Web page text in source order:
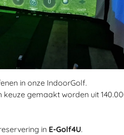
in onze IndoorGolf.
gemaakt worden uit
in E-Golf4U.